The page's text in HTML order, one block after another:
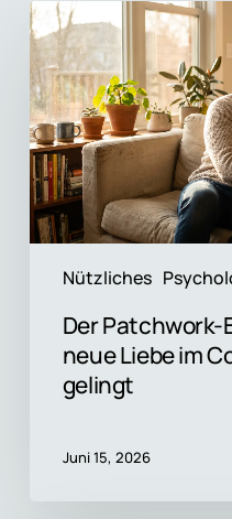
Nützliches
Der
Patchwork-
Balanceakt:
Wie
die
neue
Liebe
im
Co-
Parenting-
gelingt
Der Patchwork-
neue Liebe im
gelingt
Juni 15, 2026